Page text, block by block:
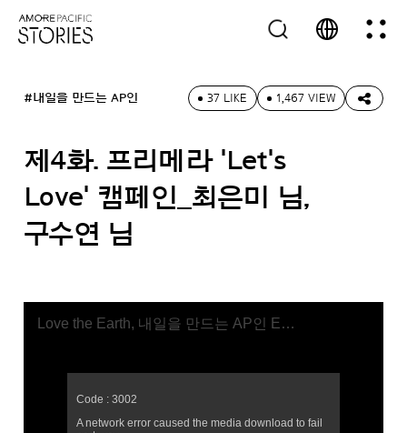
#내일을 만드는 AP인 37 LIKE 1,467 VIEW
제4화. 프리메라 'Let's
Love' 캠페인_최은미 님,
구수연 님